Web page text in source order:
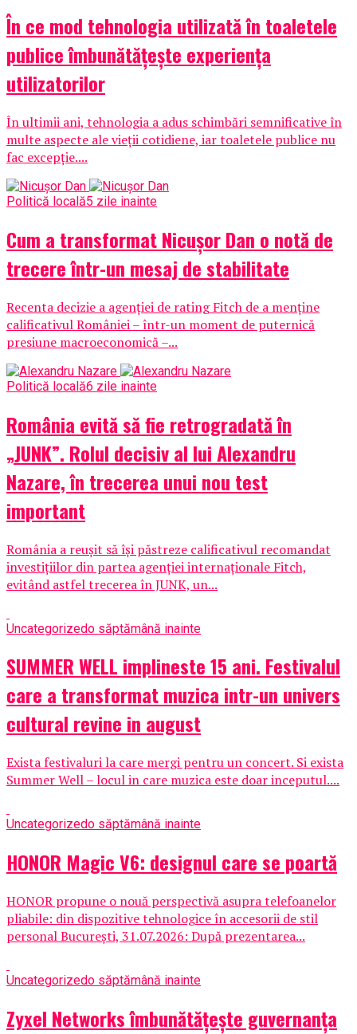
În ce mod tehnologia utilizată în toaletele
publice îmbunătățește experiența
utilizatorilor
În ultimii ani, tehnologia a adus schimbări semnificative în
multe aspecte ale vieții cotidiene, iar toaletele publice nu
fac excepție....
Politică locală5 zile inainte
Cum a transformat Nicușor Dan o notă de
trecere într-un mesaj de stabilitate
Recenta decizie a agenției de rating Fitch de a menține
calificativul României – într-un moment de puternică
presiune macroeconomică –...
Politică locală6 zile inainte
România evită să fie retrogradată în
„JUNK”. Rolul decisiv al lui Alexandru
Nazare, în trecerea unui nou test
important
România a reușit să își păstreze calificativul recomandat
investițiilor din partea agenției internaționale Fitch,
evitând astfel trecerea în JUNK, un...
Uncategorizedo săptămână inainte
SUMMER WELL implineste 15 ani. Festivalul
care a transformat muzica intr-un univers
cultural revine in august
Exista festivaluri la care mergi pentru un concert. Si exista
Summer Well – locul in care muzica este doar inceputul....
Uncategorizedo săptămână inainte
HONOR Magic V6: designul care se poartă
HONOR propune o nouă perspectivă asupra telefoanelor
pliabile: din dispozitive tehnologice în accesorii de stil
personal București, 31.07.2026: După prezentarea...
Uncategorizedo săptămână inainte
Zyxel Networks îmbunătățește guvernanța